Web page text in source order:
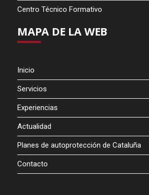
Centro Técnico Formativo
MAPA DE LA WEB
Inicio
Servicios
Experiencias
Actualidad
Planes de autoprotección de Cataluña
Contacto